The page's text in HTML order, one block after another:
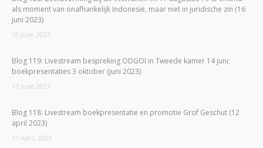
als moment van onafhankelijk Indonesië, maar niet in juridische zin (16
juni 2023)
16 June, 2023
Blog 119: Livestream bespreking ODGOI in Tweede kamer 14 juni;
boekpresentaties 3 oktober (juni 2023)
13 June, 2023
Blog 118: Livestream boekpresentatie en promotie Grof Geschut (12
april 2023)
11 April, 2023